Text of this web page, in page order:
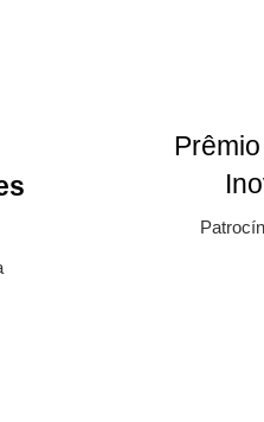
Prêmio